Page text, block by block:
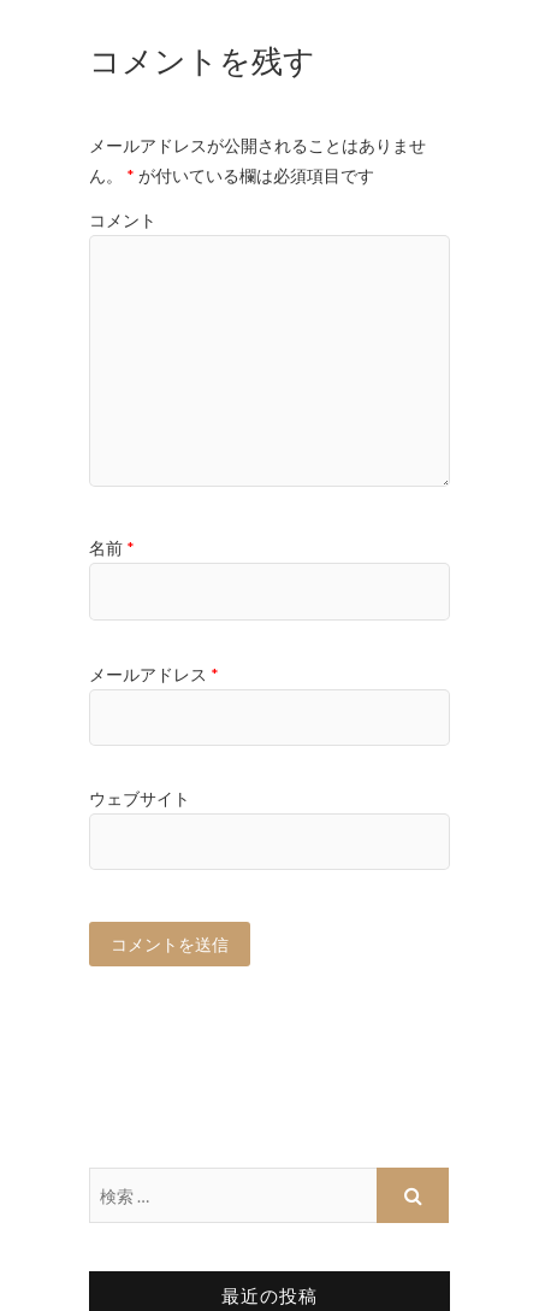
コメントを残す
メールアドレスが公開されることはありませ
ん。
* が付いている欄は必須項目です
コメント
名前 *
メールアドレス *
ウェブサイト
最近の投稿